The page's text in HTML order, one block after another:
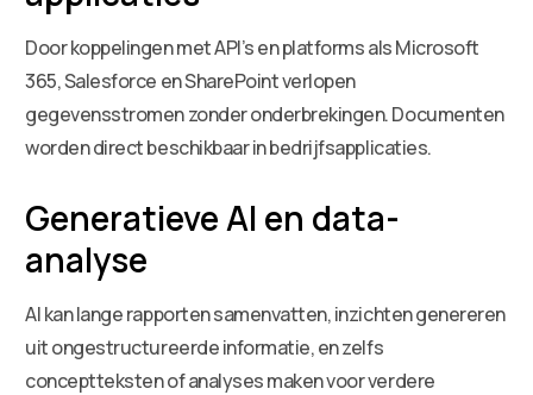
Door koppelingen met API’s en platforms als Microsoft
365, Salesforce en SharePoint verlopen
gegevensstromen zonder onderbrekingen. Documenten
worden direct beschikbaar in bedrijfsapplicaties.
Generatieve AI en data-
analyse
AI kan lange rapporten samenvatten, inzichten genereren
uit ongestructureerde informatie, en zelfs
conceptteksten of analyses maken voor verdere